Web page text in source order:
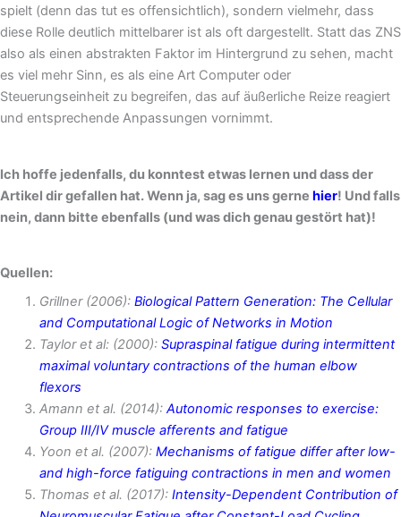
spielt (denn das tut es offensichtlich), sondern vielmehr, dass
diese Rolle deutlich mittelbarer ist als oft dargestellt. Statt das ZNS
also als einen abstrakten Faktor im Hintergrund zu sehen, macht
es viel mehr Sinn, es als eine Art Computer oder
Steuerungseinheit zu begreifen, das auf äußerliche Reize reagiert
und entsprechende Anpassungen vornimmt.
Ich hoffe jedenfalls, du konntest etwas lernen und dass der
Artikel dir gefallen hat. Wenn ja, sag es uns gerne hier! Und falls
nein, dann bitte ebenfalls (und was dich genau gestört hat)!
Quellen:
Grillner (2006): Biological Pattern Generation: The Cellular
and Computational Logic of Networks in Motion
Taylor et al: (2000): Supraspinal fatigue during intermittent
maximal voluntary contractions of the human elbow
flexors
Amann et al. (2014): Autonomic responses to exercise:
Group III/IV muscle afferents and fatigue
Yoon et al. (2007): Mechanisms of fatigue differ after low-
and high-force fatiguing contractions in men and women
Thomas et al. (2017): Intensity-Dependent Contribution of